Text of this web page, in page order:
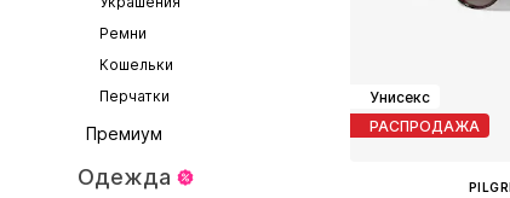
Ремни
Кошельки
Перчатки
Премиум
Одежда
Унисекс
РАСПРОДАЖА